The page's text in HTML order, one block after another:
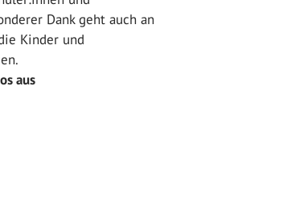
Dank geht auch an
Kinder und
aus